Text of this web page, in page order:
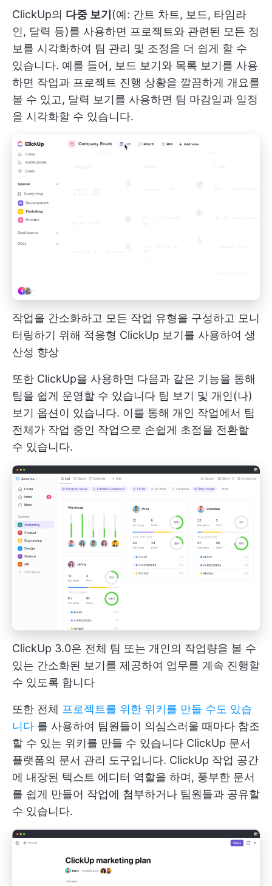
ClickUp의 다중 보기 (예: 간트 차트, 보드, 타임라
인, 달력 등)를 사용하면 프로젝트와 관련된 모든 정
보를 시각화하여 팀 관리 및 조정을 더 쉽게 할 수
있습니다. 예를 들어, 보드 보기와 목록 보기를 사용
하면 작업과 프로젝트 진행 상황을 깔끔하게 개요를
볼 수 있고, 달력 보기를 사용하면 팀 마감일과 일정
을 시각화할 수 있습니다.
작업을 간소화하고 모든 작업 유형을 구성하고 모니
터링하기 위해 적응형 ClickUp 보기를 사용하여 생
산성 향상
또한 ClickUp을 사용하면 다음과 같은 기능을 통해
팀을 쉽게 운영할 수 있습니다 팀 보기 및 개인(나)
보기 옵션이 있습니다. 이를 통해 개인 작업에서 팀
전체가 작업 중인 작업으로 손쉽게 초점을 전환할
수 있습니다.
ClickUp 3.0은 전체 팀 또는 개인의 작업량을 볼 수
있는 간소화된 보기를 제공하여 업무를 계속 진행할
수 있도록 합니다
또한 전체 프로젝트를 위한 위키를 만들 수도 있습
니다 를 사용하여 팀원들이 의심스러울 때마다 참조
할 수 있는 위키를 만들 수 있습니다 ClickUp 문서
플랫폼의 문서 관리 도구입니다. ClickUp 작업 공간
에 내장된 텍스트 에디터 역할을 하며, 풍부한 문서
를 쉽게 만들어 작업에 첨부하거나 팀원들과 공유할
수 있습니다.